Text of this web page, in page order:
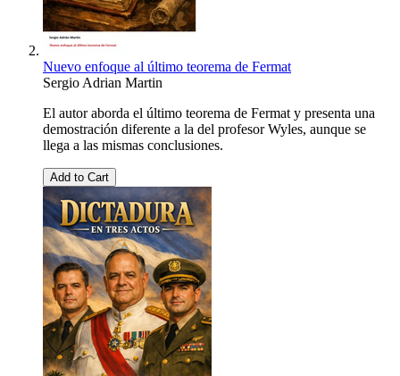
Nuevo enfoque al último teorema de Fermat
Sergio Adrian Martin
El autor aborda el último teorema de Fermat y presenta una
demostración diferente a la del profesor Wyles, aunque se
llega a las mismas conclusiones.
Add to Cart